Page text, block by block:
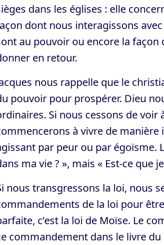
dans les églises : elle
dont nous interagissons
au pouvoir ou encore la
en retour.
nous rappelle que le
pouvoir pour prospérer. Dieu
Si nous cessons de
à vivre de
par peur ou par égoïsme.
ma vie ? », mais « Est-ce que
nous transgressons la loi, nous
de la loi pour
c’est la loi de Moïse. Le
commandement dans le livre